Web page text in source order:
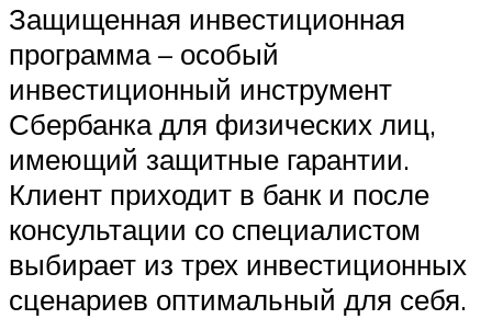
Защищенная инвестиционная
программа – особый
инвестиционный инструмент
Сбербанка для физических лиц,
имеющий защитные гарантии.
Клиент приходит в банк и после
консультации со специалистом
выбирает из трех инвестиционных
сценариев оптимальный для себя.